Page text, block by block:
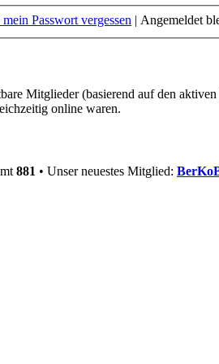
Passwort vergessen | Angemeldet
Mitglieder (basierend auf den
online waren.
881 • Unser neuestes Mitglied: